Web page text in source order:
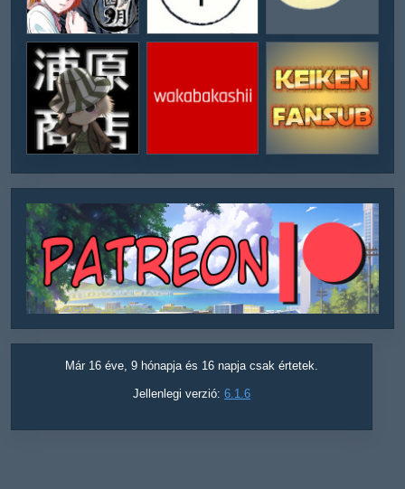
Már 16 éve, 9 hónapja és 16 napja csak értetek.
Jellenlegi verzió: 6.1.6